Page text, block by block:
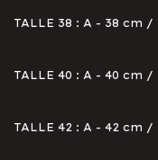
TALLE 38 : A - 38 cm
TALLE 40 : A - 40 cm
TALLE 42 : A - 42 cm